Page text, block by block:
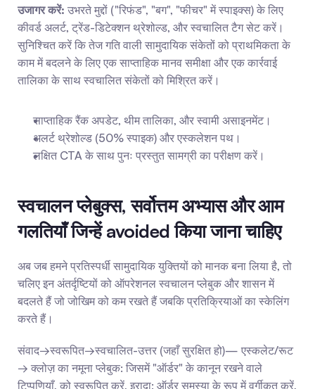
उजागर करें: उभरते मुद्दों ("रिफंड", "बग", "फीचर" में स्पाइक्स) के लिए
कीवर्ड अलर्ट, ट्रेंड-डिटेक्शन थ्रेशोल्ड, और स्वचालित टैग सेट करें।
सुनिश्चित करें कि तेज गति वाली सामुदायिक संकेतों को प्राथमिकता के
काम में बदलने के लिए एक साप्ताहिक मानव समीक्षा और एक कार्रवाई
तालिका के साथ स्वचालित संकेतों को मिश्रित करें।
साप्ताहिक रैंक अपडेट, थीम तालिका, और स्वामी असाइनमेंट।
अलर्ट थ्रेशोल्ड (50% स्पाइक) और एस्कलेशन पथ।
लक्षित CTA के साथ पुनः प्रस्तुत सामग्री का परीक्षण करें।
स्वचालन प्लेबुक्स, सर्वोत्तम अभ्यास और आम
गलतियाँ जिन्हें avoided किया जाना चाहिए
अब जब हमने प्रतिस्पर्धी सामुदायिक युक्तियों को मानक बना लिया है, तो
चलिए इन अंतर्दृष्टियों को ऑपरेशनल स्वचालन प्लेबुक और शासन में
बदलते हैं जो जोखिम को कम रखते हैं जबकि प्रतिक्रियाओं का स्केलिंग
करते हैं।
संवाद→स्वरूपित→स्वचालित-उत्तर (जहाँ सुरक्षित हो)— एस्कलेट/रूट
→ क्लोज़ का नमूना प्लेबुक: जिसमें "ऑर्डर" के कानून रखने वाले
टिप्पणियाँ, को स्वरूपित करें, इरादा: ऑर्डर समस्या के रूप में वर्गीकृत करें,